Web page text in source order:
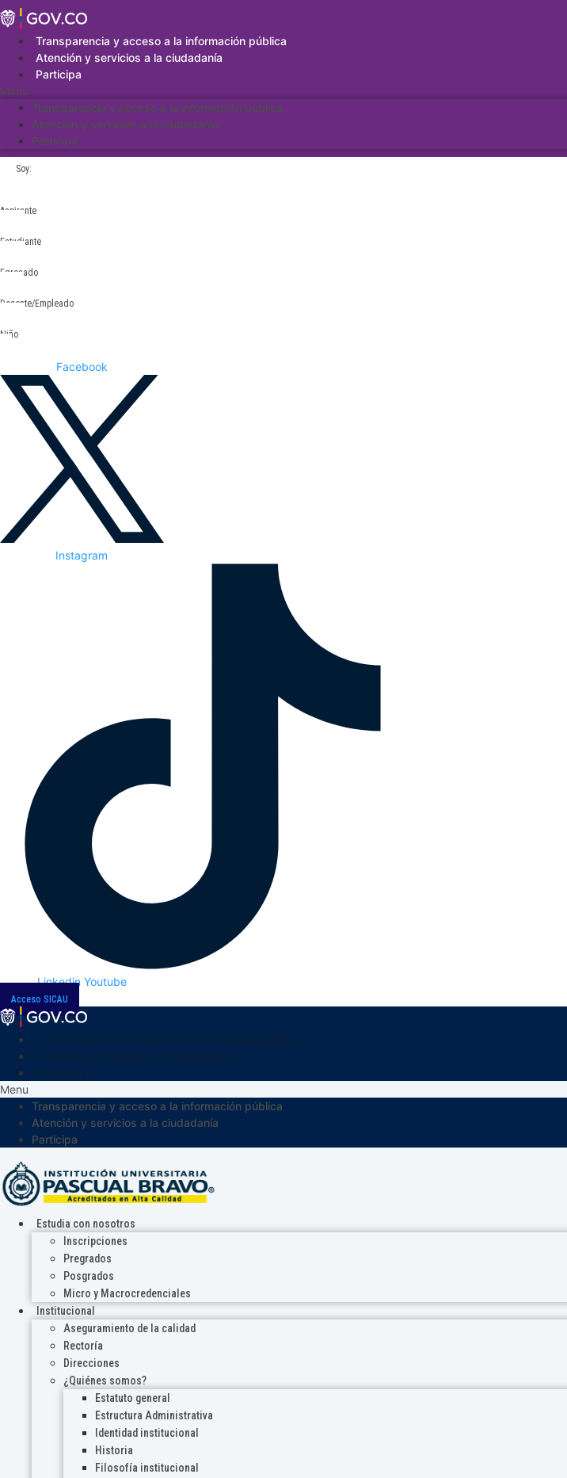
Saltar
al
contenidoTransparencia y acceso a la información pública
Atención y servicios a la ciudadanía
Participa
Menu
Transparencia y acceso a la información pública
Atención y servicios a la ciudadanía
Participa
Soy:
Aspirante
Estudiante
Egresado
Docente/Empleado
Niño
Facebook
Instagram
Linkedin Youtube
Acceso SICAU
Menu
Transparencia y acceso a la información pública
Atención y servicios a la ciudadanía
Participa
Estudia con nosotros
Inscripciones
Pregrados
Posgrados
Micro y Macrocredenciales
Institucional
Aseguramiento de la calidad
Rectoría
Direcciones
¿Quiénes somos?
Estatuto general
Estructura Administrativa
Identidad institucional
Historia
Filosofía institucional